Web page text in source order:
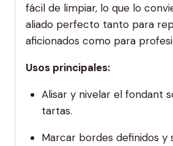
fácil de limpiar, lo que lo
aliado perfecto tanto para
aficionados como para
Usos principales:
Alisar y nivelar el fondant
tartas.
Marcar bordes definidos y